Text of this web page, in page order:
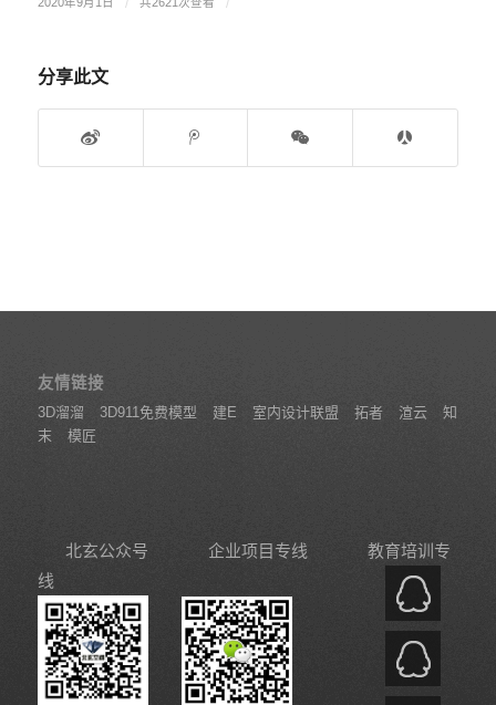
分享此文
友情链接
3D溜溜 3D911免费模型 建E 室内设计联盟 拓者 渲云
知
末
模匠
北玄公众号 企业项目专线
教育培训专
线